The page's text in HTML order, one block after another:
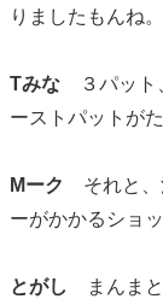
りましたもんね。
Tみな ３パット
ーストパットが
Mーク
それと、
ーがかかるショ
とがし
まんまと